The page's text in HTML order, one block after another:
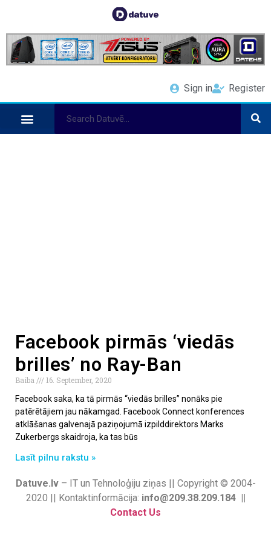
Sign in Register
Facebook pirmās ‘viedās
brilles’ no Ray-Ban
Baiba
16. September, 2020
Facebook saka, ka tā pirmās “viedās brilles” nonāks pie
patērētājiem jau nākamgad. Facebook Connect konferences
atklāšanas galvenajā paziņojumā izpilddirektors Marks
Zukerbergs skaidroja, ka tas būs
Lasīt pilnu rakstu »
Datuve.lv– IT un Tehnoloģiju ziņas || Copyright © 2004-
2020 || Kontaktinformācija: info@209.38.209.184 ||
Contact Us